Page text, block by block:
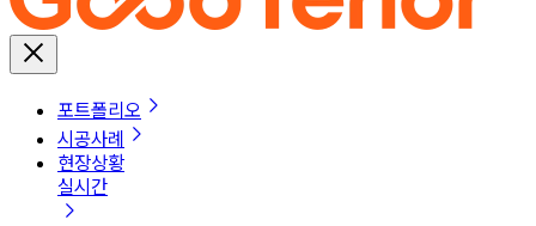
포트폴리오
시공사례
현장상황
실시간